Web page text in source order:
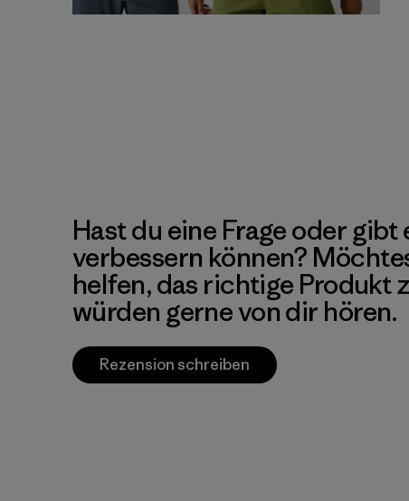
Hast du eine Frage oder gibt
verbessern können?
helfen, das richtige Produkt
würden gerne von dir hören.
Rezension schreiben